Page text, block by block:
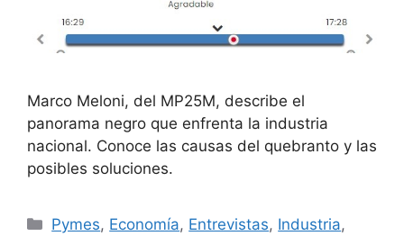
Marco Meloni, del MP25M, describe el
panorama negro que enfrenta la industria
nacional. Conoce las causas del quebranto y las
posibles soluciones.
Pymes, Economía, Entrevistas, Industria,